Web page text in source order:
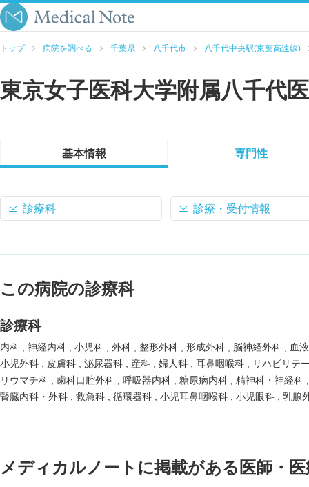
トップ 病院を調べる 千葉県 八千代市 八千代中央駅(東葉高速線)
東京女子医科大学附属八千代
基本情報 専門性
診療科 診療・受付情報
この病院の診療科
診療科
内科 神経内科 小児科 外科 整形外科 形成外科 脳神経外科
血
小児外科
皮膚科 泌尿器科 産科 婦人科 耳鼻咽喉科
リハビリテ
リウマチ科
歯科口腔外科 呼吸器内科 糖尿病内科
精神科・神経科
腎臓内科・外科
救急科 循環器科 小児耳鼻咽喉科 小児眼科 乳腺
メディカルノートに掲載がある医師・